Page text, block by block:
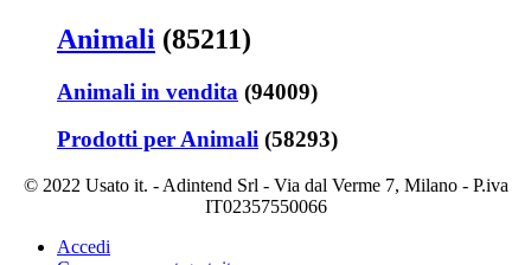
Animali (85211)
Animali in vendita (94009)
Prodotti per Animali (58293)
© 2022 Usato it. - Adintend Srl - Via dal Verme 7, Milano - P.iva
IT02357550066
Accedi